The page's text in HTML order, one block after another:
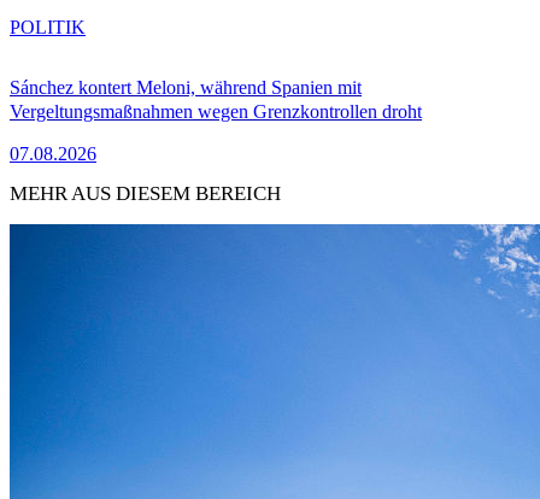
Sánchez kontert Meloni, während Spanien mit
Vergeltungsmaßnahmen wegen Grenzkontrollen droht
07.08.2026
POLITIK
MEHR AUS DIESEM BEREICH